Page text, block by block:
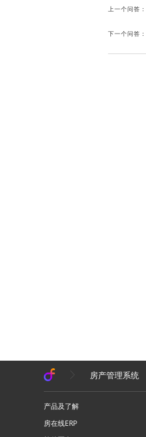
上一个问答：
下一个问答：
房产管理系统
产品及了解
房在线ERP